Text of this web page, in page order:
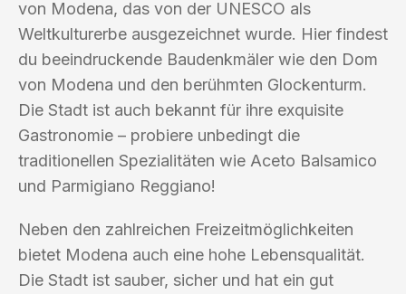
von Modena, das von der UNESCO als
Weltkulturerbe ausgezeichnet wurde. Hier findest
du beeindruckende Baudenkmäler wie den Dom
von Modena und den berühmten Glockenturm.
Die Stadt ist auch bekannt für ihre exquisite
Gastronomie – probiere unbedingt die
traditionellen Spezialitäten wie Aceto Balsamico
und Parmigiano Reggiano!
Neben den zahlreichen Freizeitmöglichkeiten
bietet Modena auch eine hohe Lebensqualität.
Die Stadt ist sauber, sicher und hat ein gut